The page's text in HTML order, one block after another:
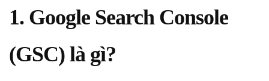
1. Google Search Console
(GSC) là gì?